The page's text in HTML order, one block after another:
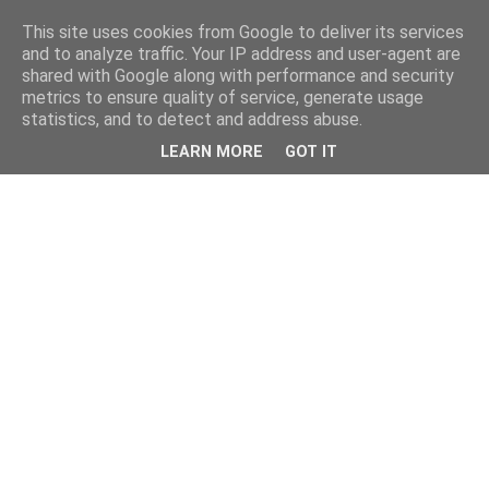
This site uses cookies from Google to deliver its services
and to analyze traffic. Your IP address and user-agent are
shared with Google along with performance and security
metrics to ensure quality of service, generate usage
statistics, and to detect and address abuse.
LEARN MORE GOT IT